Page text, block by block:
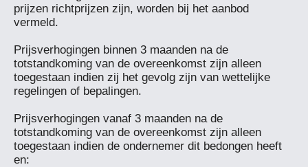
prijzen richtprijzen zijn, worden bij het aanbod
vermeld.
Prijsverhogingen binnen 3 maanden na de
totstandkoming van de overeenkomst zijn alleen
toegestaan indien zij het gevolg zijn van wettelijke
regelingen of bepalingen.
Prijsverhogingen vanaf 3 maanden na de
totstandkoming van de overeenkomst zijn alleen
toegestaan indien de ondernemer dit bedongen heeft
en: